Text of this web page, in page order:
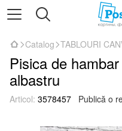
Catalog TABLOURI
Pisica de
albastru
Articol: 3578457 Publică o